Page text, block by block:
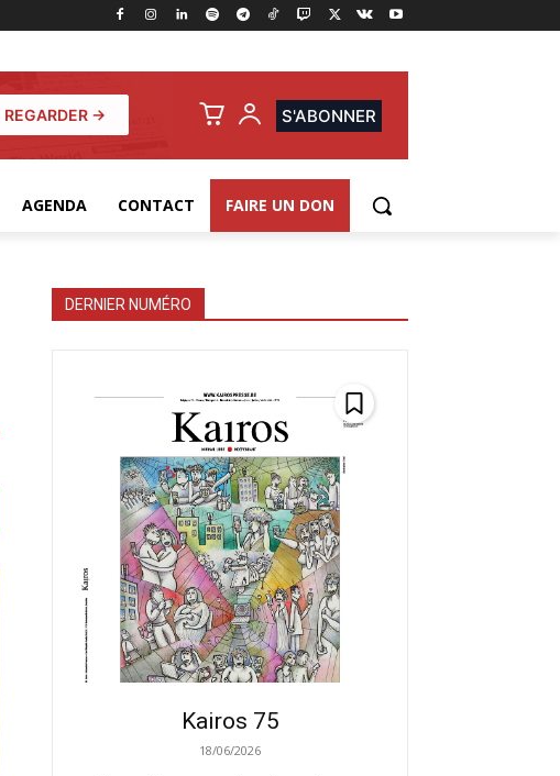
REGARDER → S'ABONNER
AGENDA CONTACT FAIRE UN DON
DERNIER NUMÉRO
Kairos 75
18/06/2026